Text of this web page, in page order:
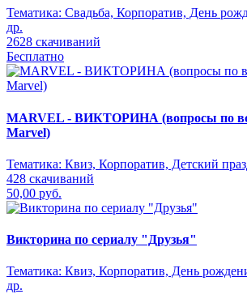
Тематика: Свадьба, Корпоратив, День
др.
2628 скачиваний
Бесплатно
MARVEL - ВИКТОРИНА (вопросы по
Marvel)
Тематика: Квиз, Корпоратив, Детский
428 скачиваний
50,00 руб.
Викторина по сериалу "Друзья"
Тематика: Квиз, Корпоратив, День
др.